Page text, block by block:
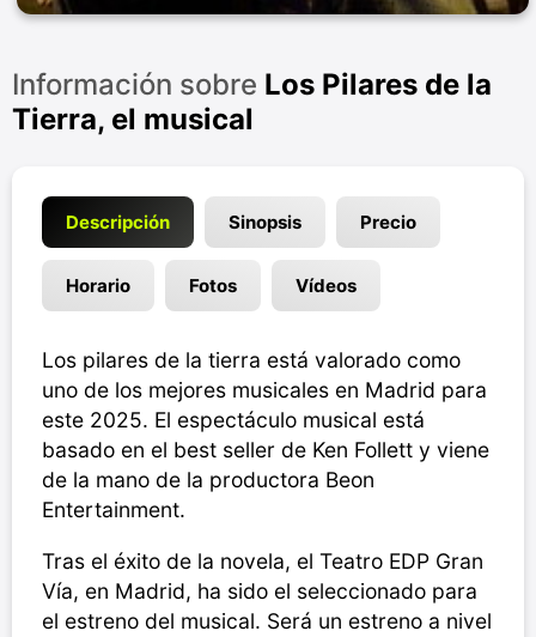
Información sobre Los Pilares de la
Tierra, el musical
Descripción Sinopsis Precio
Horario Fotos Vídeos
Los pilares de la tierra está valorado como
uno de los mejores musicales en Madrid para
este 2025. El espectáculo musical está
basado en el best seller de Ken Follett y viene
de la mano de la productora Beon
Entertainment.
Tras el éxito de la novela, el Teatro EDP Gran
Vía, en Madrid, ha sido el seleccionado para
el estreno del musical. Será un estreno a nivel